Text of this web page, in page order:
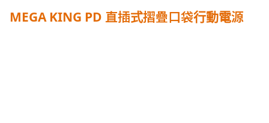
MEGA KING PD 直插式摺疊口袋行動電源